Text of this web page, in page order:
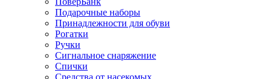
Подарочные наборы
Принадлежности для обуви
Рогатки
Ручки
Сигнальное снаряжение
Спички
Средства от насекомых